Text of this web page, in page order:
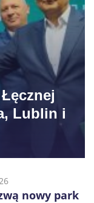
Lublin i
nowy park